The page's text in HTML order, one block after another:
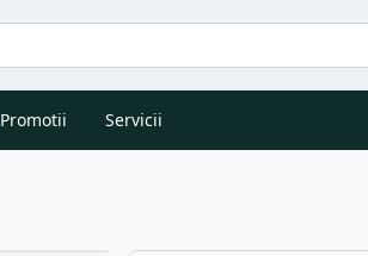
Promotii Servicii